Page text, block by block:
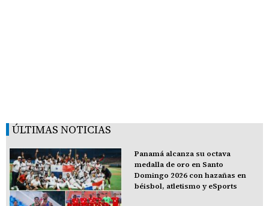
ÚLTIMAS NOTICIAS
Panamá alcanza su octava
medalla de oro en Santo
Domingo 2026 con hazañas en
béisbol, atletismo y eSports